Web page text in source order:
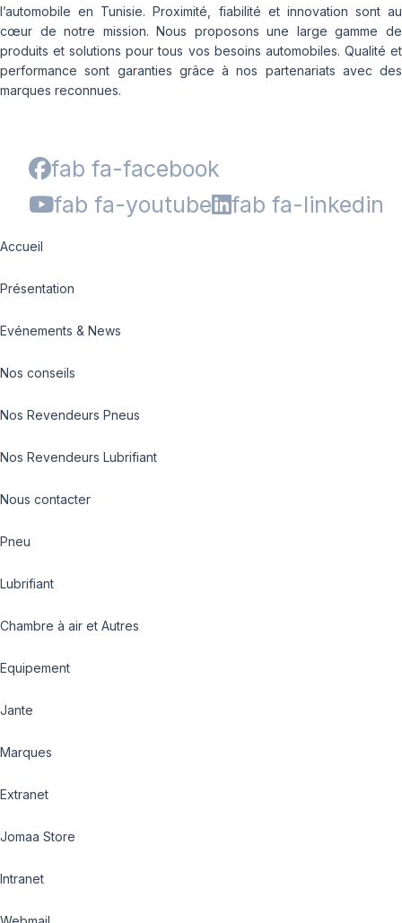
l’automobile en Tunisie. Proximité, fiabilité et innovation sont au
cœur de notre mission. Nous proposons une large gamme de
produits et solutions pour tous vos besoins automobiles. Qualité et
performance sont garanties grâce à nos partenariats avec des
marques reconnues.
fab fa-facebook
fab fa-youtube
fab fa-linkedin
Accueil
Présentation
Evénements & News
Nos conseils
Nos Revendeurs Pneus
Nos Revendeurs Lubrifiant
Nous contacter
Pneu
Lubrifiant
Chambre à air et Autres
Equipement
Jante
Marques
Extranet
Jomaa Store
Intranet